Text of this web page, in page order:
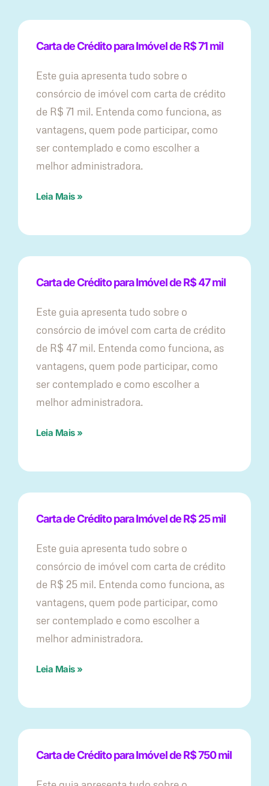
Carta de Crédito para Imóvel de R$ 71 mil
Este guia apresenta tudo sobre o
consórcio de imóvel com carta de crédito
de R$ 71 mil. Entenda como funciona, as
vantagens, quem pode participar, como
ser contemplado e como escolher a
melhor administradora.
Leia Mais »
Carta de Crédito para Imóvel de R$ 47 mil
Este guia apresenta tudo sobre o
consórcio de imóvel com carta de crédito
de R$ 47 mil. Entenda como funciona, as
vantagens, quem pode participar, como
ser contemplado e como escolher a
melhor administradora.
Leia Mais »
Carta de Crédito para Imóvel de R$ 25 mil
Este guia apresenta tudo sobre o
consórcio de imóvel com carta de crédito
de R$ 25 mil. Entenda como funciona, as
vantagens, quem pode participar, como
ser contemplado e como escolher a
melhor administradora.
Leia Mais »
Carta de Crédito para Imóvel de R$ 750 mil